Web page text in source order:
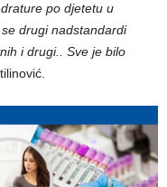
po djetetu u
drugi nadstandardi
i drugi.. Sve je bilo